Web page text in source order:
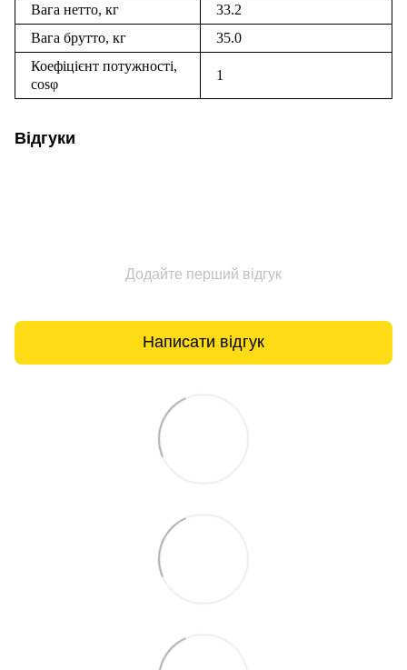
Вага нетто, кг
33.2
Вага брутто, кг
35.0
Коефіцієнт потужності,
cosφ
1
Відгуки
Додайте перший відгук
Написати відгук